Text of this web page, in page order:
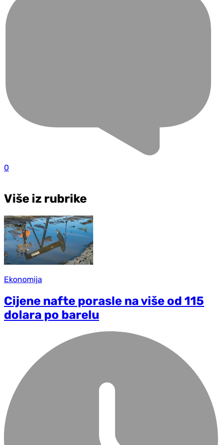
0
Više iz rubrike
Ekonomija
Cijene nafte porasle na više od 115
dolara po barelu